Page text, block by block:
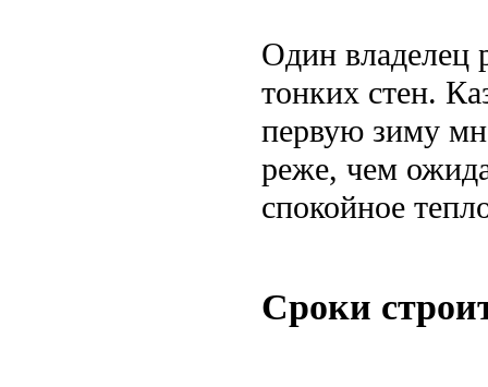
Один владелец
тонких стен.
первую зиму
реже, чем
спокойное
Сроки